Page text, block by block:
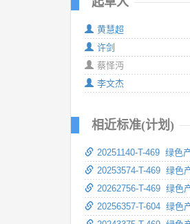
黄慧超
许剑
蔡怿沔
李文杰
相近标准(计划)
20251140-T-469 绿色
20253574-T-469 绿色
20262756-T-469 绿色
20256357-T-604 绿色